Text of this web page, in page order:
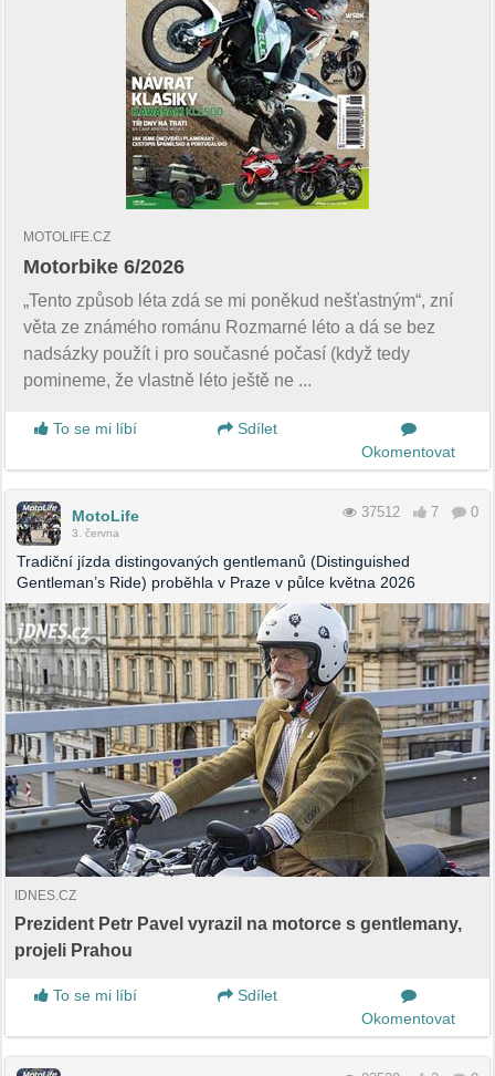
MOTOLIFE.CZ
Motorbike 6/2026
„Tento způsob léta zdá se mi poněkud nešťastným“, zní
věta ze známého románu Rozmarné léto a dá se bez
nadsázky použít i pro současné počasí (když tedy
pomineme, že vlastně léto ještě ne ...
To se mi líbí
Sdílet
Okomentovat
MotoLife
3. června
37512 7 0
Tradiční jízda distingovaných gentlemanů (Distinguished
Gentleman’s Ride) proběhla v Praze v půlce května 2026
IDNES.CZ
Prezident Petr Pavel vyrazil na motorce s gentlemany,
projeli Prahou
To se mi líbí
Sdílet
Okomentovat